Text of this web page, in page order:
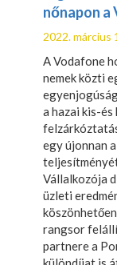
nőnapon
2022. március
A Vodafone
nemek közti
a hazai kis-
egy újonnan
Vállalkozója
üzleti
rangsor
partnere a